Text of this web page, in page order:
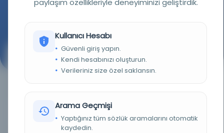
Şerh-i gazel-i Eşrefoğlu Rumi
Türk Edebiyatı Türk Şiiri
paylaşım özellikleriyle deneyiminizi geliştirdik.
Kullanıcı Hesabı
Güvenli giriş yapın.
Kendi hesabınızı oluşturun.
Verileriniz size özel saklansın.
Arama Geçmişi
Yaptığınız tüm sözlük aramalarını otomatik
kaydedin.